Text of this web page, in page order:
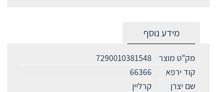
מידע נוסף
מק"ט מוצר
7290010381548
קוד ירפא
66366
שם יצרן
קרליין